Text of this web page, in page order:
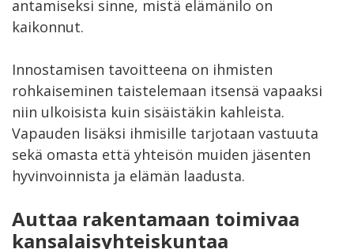
antamiseksi sinne, mistä elämänilo on
kaikonnut.
Innostamisen tavoitteena on ihmisten
rohkaiseminen taistelemaan itsensä vapaaksi
niin ulkoisista kuin sisäistäkin kahleista.
Vapauden lisäksi ihmisille tarjotaan vastuuta
sekä omasta että yhteisön muiden jäsenten
hyvinvoinnista ja elämän laadusta.
Auttaa rakentamaan toimivaa
kansalaisyhteiskuntaa